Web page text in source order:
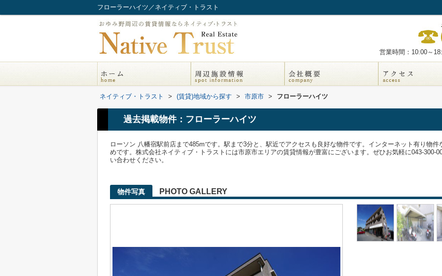
フローラーハイツ／ネイティブ・トラスト
営業時間：10:00～
ネイティブ・トラスト > (賃貸)地域から探す > 市原市 > フローラーハイツ
過去掲載物件：フローラーハイツ
ローソン 八幡宿駅前店まで485mです。駅まで3分と、駅近でアクセスも良好な物件です。インターネット有り物
めです。株式会社ネイティブ・トラストには市原市エリアの賃貸情報が豊富にございます。ぜひお気軽に043-300-
い合わせください。
物件写真 PHOTO GALLERY